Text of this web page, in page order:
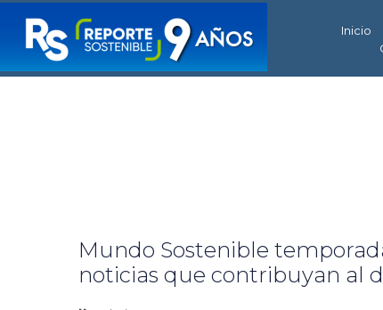
Inicio
Mundo Sostenible
noticias que contribuyan al